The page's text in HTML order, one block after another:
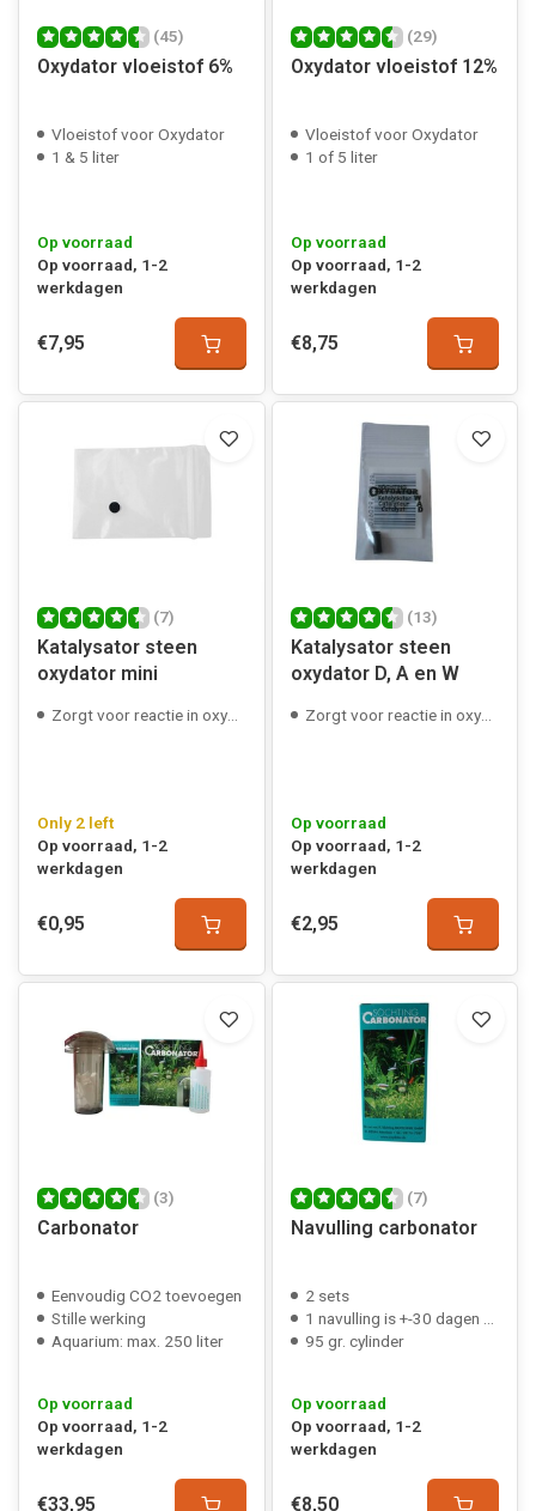
(45)
Oxydator vloeistof 6%
Vloeistof voor Oxydator
1 & 5 liter
Op voorraad
Op voorraad, 1-2
werkdagen
€7,95
(29)
Oxydator vloeistof 12%
Vloeistof voor Oxydator
1 of 5 liter
Op voorraad
Op voorraad, 1-2
werkdagen
€8,75
(7)
Katalysator steen
oxydator mini
Zorgt voor reactie in oxydator
Only 2 left
Op voorraad, 1-2
werkdagen
€0,95
(13)
Katalysator steen
oxydator D, A en W
Zorgt voor reactie in oxydator
Op voorraad
Op voorraad, 1-2
werkdagen
€2,95
(3)
Carbonator
Eenvoudig CO2 toevoegen
Stille werking
Aquarium: max. 250 liter
Op voorraad
Op voorraad, 1-2
werkdagen
€33,95
(7)
Navulling carbonator
2 sets
1 navulling is +-30 dagen CO2
95 gr. cylinder
Op voorraad
Op voorraad, 1-2
werkdagen
€8,50